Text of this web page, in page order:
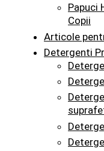
Papuci
Copii
Articole
Detergenti